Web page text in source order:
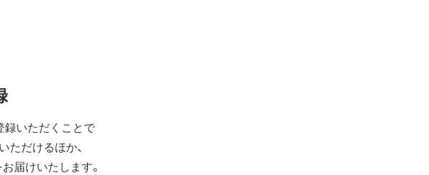
録いただくことで
だけるほか、
届けいたします。